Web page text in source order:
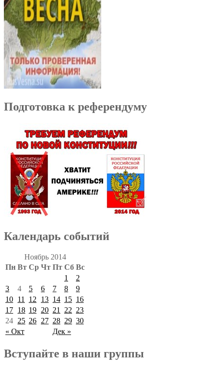
Подготовка к референдуму
Календарь событий
Ноябрь 2014
Пн Вт Ср Чт Пт Сб Вс
« Окт Дек »
1
2
3
4 5 6 7 8
9
10 11 12 13 14 15 16
17 18 19 20 21 22 23
24 25 26 27 28 29 30
Вступайте в наши группы